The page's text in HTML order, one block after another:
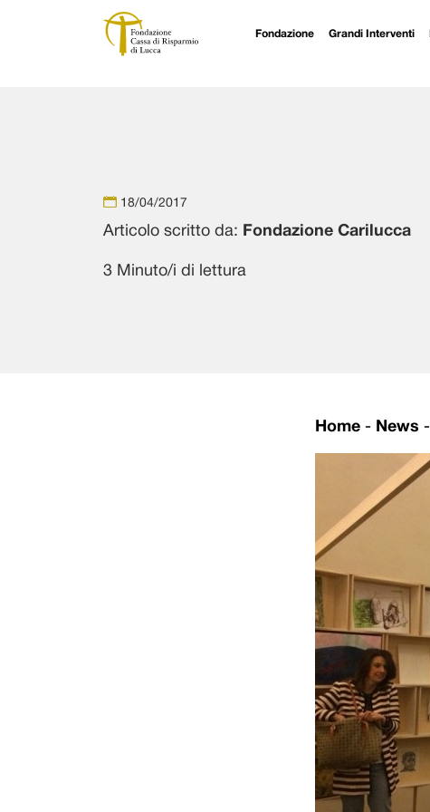
Navigazione principale
Fondazione Grandi Interventi
18/04/2017
Articolo scritto da: Fondazione Carilucca
3 Minuto/i di lettura
Home - News -